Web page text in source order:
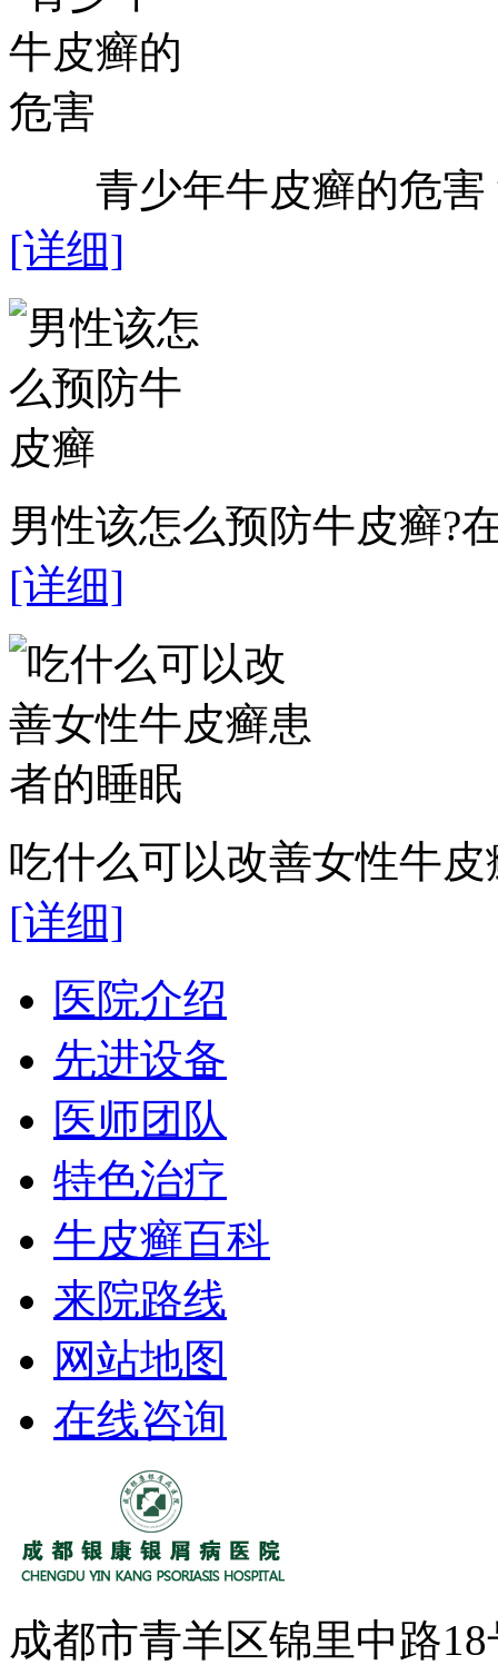
青少年牛皮癣的危害
[详细]
男性该怎么预防牛皮癣?
[详细]
吃什么可以改善女性牛
[详细]
医院介绍
先进设备
医师团队
特色治疗
牛皮癣百科
来院路线
网站地图
在线咨询
成都市青羊区锦里中路